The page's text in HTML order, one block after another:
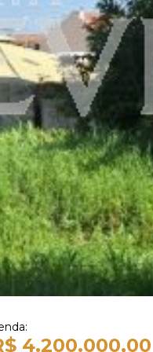
4.200.000,00